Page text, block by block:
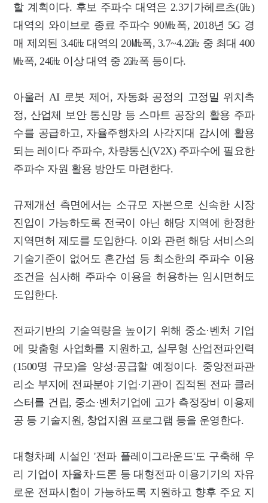
할 계획이다. 후보 주파수 대역은 2.3기가헤르츠(㎓)
대역의 와이브로 종료 주파수 90㎒폭, 2018년 5G 경
매 제외된 3.4㎓ 대역의 20㎒폭, 3.7~4.2㎓ 중 최대 400
㎒폭, 24㎓ 이상 대역 중 2㎓폭 등이다.
아울러 AI 로봇 제어, 자동화 공정의 고정밀 위치측
정, 산업체 보안 통신망 등 스마트 공장의 활용 주파
수를 공급하고, 자율주행차의 사각지대 감시에 활용
되는 레이다 주파수, 차량통신(V2X) 주파수에 필요한
주파수 자원 활용 방안도 마련한다.
규제개선 측면에서는 소규모 자본으로 신속한 시장
진입이 가능하도록 전국이 아닌 해당 지역에 한정한
지역면허 제도를 도입한다. 이와 관련 해당 서비스의
기술기준이 없어도 혼간섭 등 최소한의 주파수 이용
조건을 심사해 주파수 이용을 허용하는 임시면허도
도입한다.
전파기반의 기술역량을 높이기 위해 중소·벤처 기업
에 맞춤형 사업화를 지원하고, 실무형 산업전파인력
(1500명 규모)을 양성·공급할 예정이다. 중앙전파관
리소 부지에 전파분야 기업·기관이 집적된 전파 클러
스터를 건립, 중소·벤처기업에 고가 측정장비 이용제
공 등 기술지원, 창업지원 프로그램 등을 운영한다.
대형차폐 시설인 '전파 플레이그라운드'도 구축해 우
리 기업이 자율차·드론 등 대형전파 이용기기의 자유
로운 전파시험이 가능하도록 지원하고 향후 주요 지